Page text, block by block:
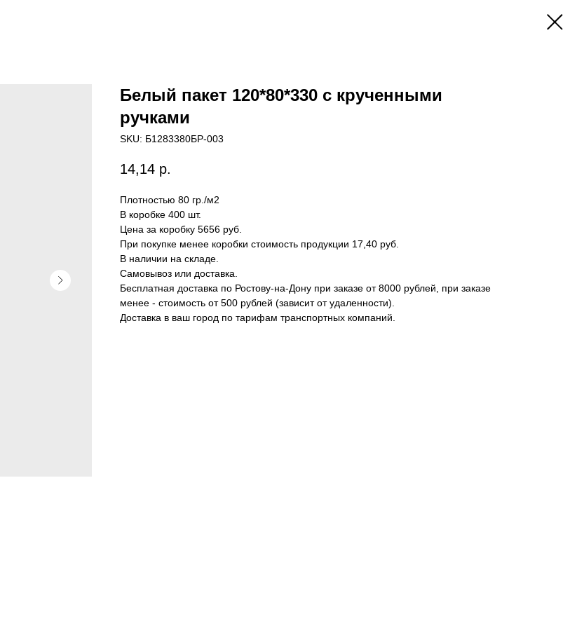
Белый пакет 120*80*330 с крученными
ручками
SKU: Б1283380БР-003
14,14 р.
Плотностью 80 гр./м2
В коробке 400 шт.
Цена за коробку 5656 руб.
При покупке менее коробки стоимость продукции 17,40 руб.
В наличии на складе.
Самовывоз или доставка.
Бесплатная доставка по Ростову-на-Дону при заказе от 8000 рублей, при заказе
менее - стоимость от 500 рублей (зависит от удаленности).
Доставка в ваш город по тарифам транспортных компаний.